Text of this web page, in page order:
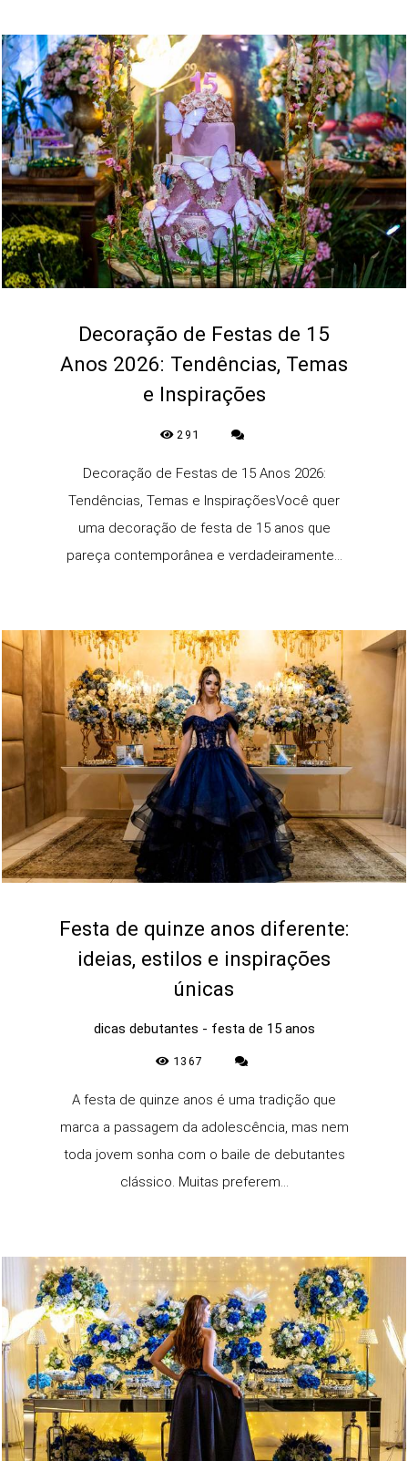
Decoração de Festas de 15
Anos 2026: Tendências, Temas
e Inspirações
291
Decoração de Festas de 15 Anos 2026:
Tendências, Temas e InspiraçõesVocê quer
uma decoração de festa de 15 anos que
pareça contemporânea e verdadeiramente...
Festa de quinze anos diferente:
ideias, estilos e inspirações
únicas
dicas debutantes - festa de 15 anos
1367
A festa de quinze anos é uma tradição que
marca a passagem da adolescência, mas nem
toda jovem sonha com o baile de debutantes
clássico. Muitas preferem...